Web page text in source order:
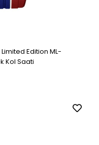
Edition ML-
Kol Saati